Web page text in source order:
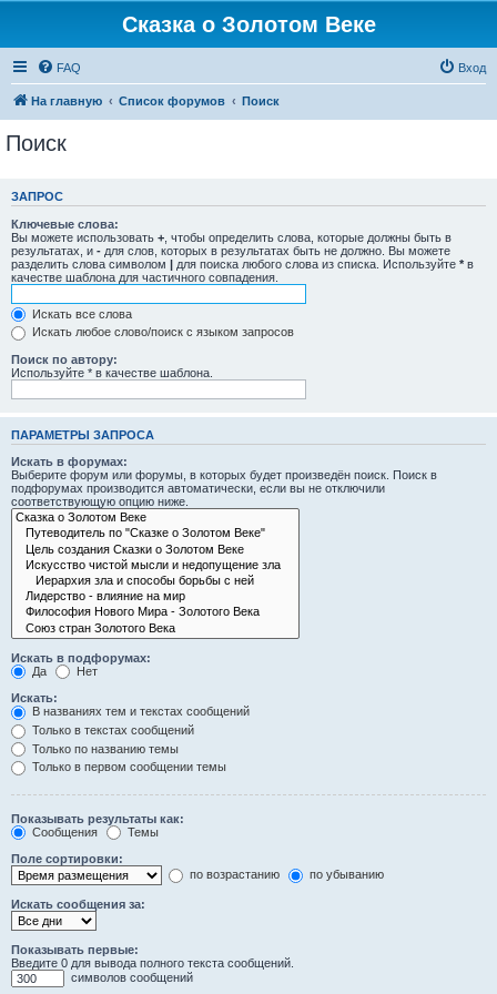
Сказка о Золотом Веке
FAQ Вход
На главную Список форумов Поиск
Поиск
ЗАПРОС
Ключевые слова:
Вы можете использовать + , чтобы определить слова, которые должны быть в
результатах, и - для слов, которых в результатах быть не должно. Вы можете
разделить слова символом | для поиска любого слова из списка. Используйте * в
качестве шаблона для частичного совпадения.
Искать все слова
Искать любое слово/поиск с языком запросов
Поиск по автору:
Используйте * в качестве шаблона.
ПАРАМЕТРЫ ЗАПРОСА
Искать в форумах:
Выберите форум или форумы, в которых будет произведён поиск. Поиск в
подфорумах производится автоматически, если вы не отключили
соответствующую опцию ниже.
Искать в подфорумах:
Да
Нет
Искать:
В названиях тем и текстах сообщений
Только в текстах сообщений
Только по названию темы
Только в первом сообщении темы
Показывать результаты как:
Сообщения
Темы
Поле сортировки:
по возрастанию
по убыванию
Искать сообщения за:
Показывать первые:
Введите 0 для вывода полного текста сообщений.
символов сообщений